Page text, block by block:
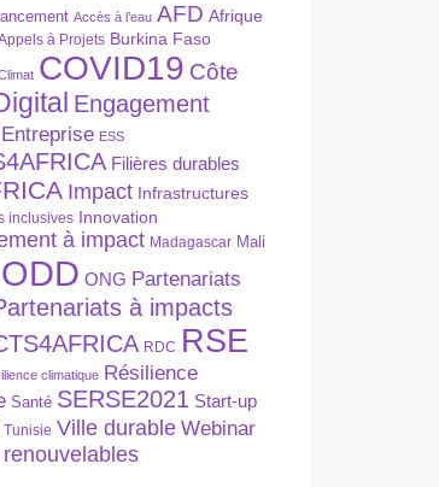
Accès à l’eau AFD Afrique
à Projets Burkina Faso
COVID19 Côte
Engagement
Entreprise ESS
Filières durables
Impact Infrastructures
inclusives Innovation
à impact Madagascar Mali
ODD ONG Partenariats
à impacts
RDC RSE
climatique Résilience
Santé SERSE2021 Start-up
Tunisie Ville durable Webinar